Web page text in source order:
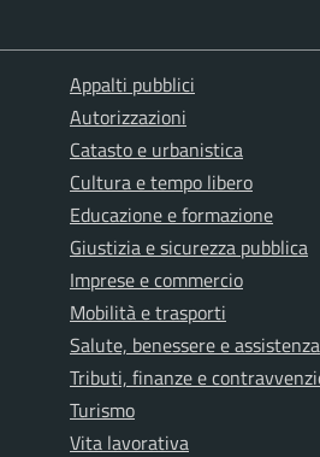
Appalti pubblici
Autorizzazioni
Catasto e urbanistica
Cultura e tempo libero
Educazione e formazione
Giustizia e sicurezza pubblica
Imprese e commercio
Mobilità e trasporti
Salute, benessere e assistenza
Tributi, finanze e
Turismo
Vita lavorativa